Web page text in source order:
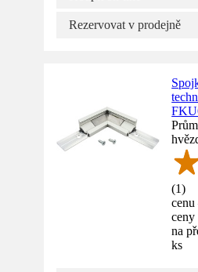
Rezervovat v prodejně
(1)
ceny
na
ks